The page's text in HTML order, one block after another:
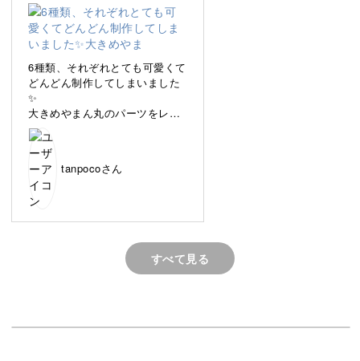
できるようなラインナップとなっていますよ♪
小粒サイズのアクセサリーは日常使いしやすく、場所を選
ばずどんなシーンにもフィットします。
自分だけの個性を光らせた小さなアートのようなレジンア
クセサリーを、一緒に作ってみませんか？
「レジンアクセサリーに興味があるけど、初めてでも作れ
6種類、それぞれとても可愛くて
どんどん制作してしまいました
✨️
大きめやまん丸のパーツをレジ
ンでつける際に、硬化する前に
つるーんと動いてしまうのに
少々手をやきましたがとても楽
しかったです✨️
tanpocoさん
すべて見る